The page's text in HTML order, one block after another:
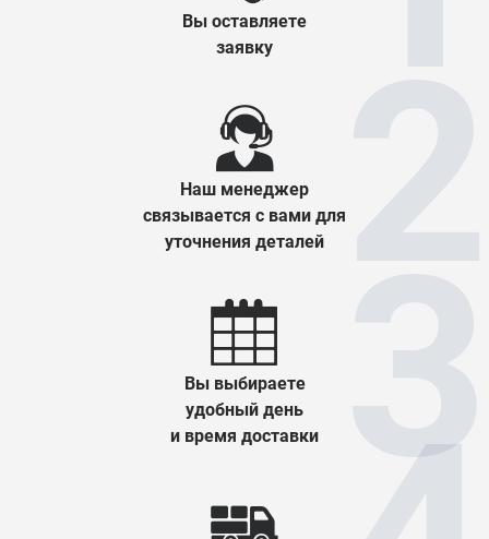
Вы оставляете
заявку
Наш менеджер
связывается с вами для
уточнения деталей
Вы выбираете
удобный день
и время доставки